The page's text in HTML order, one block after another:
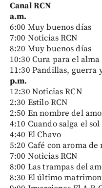
Canal RCN
a.m.
6:00 Muy buenos días
7:00 Noticias RCN
8:20 Muy buenos días
10:30 Cura para el alma
11:30 Pandillas, guerra
p.m.
12:30 Noticias RCN
2:30 Estilo RCN
2:50 En nombre del
4:10 Cuando salga el sol
4:40 El Chavo
5:20 Café con aroma de
7:00 Noticias RCN
8:00 Las trampas del
8:30 El último